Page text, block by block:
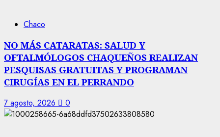
Chaco
NO MÁS CATARATAS: SALUD Y
OFTALMÓLOGOS CHAQUEÑOS REALIZAN
PESQUISAS GRATUITAS Y PROGRAMAN
CIRUGÍAS EN EL PERRANDO
7 agosto, 2026 0